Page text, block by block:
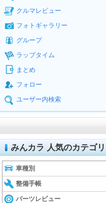
クルマレビュー
フォトギャラリー
グループ
ラップタイム
まとめ
フォロー
ユーザー内検索
みんカラ 人気のカテゴリ
車種別
整備手帳
パーツレビュー